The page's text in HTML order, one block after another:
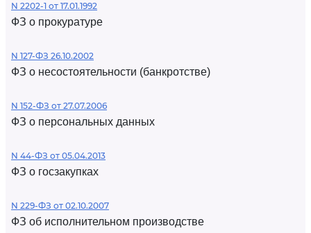
N 2202-1 от 17.01.1992
ФЗ о прокуратуре
N 127-ФЗ 26.10.2002
ФЗ о несостоятельности (банкротстве)
N 152-ФЗ от 27.07.2006
ФЗ о персональных данных
N 44-ФЗ от 05.04.2013
ФЗ о госзакупках
N 229-ФЗ от 02.10.2007
ФЗ об исполнительном производстве